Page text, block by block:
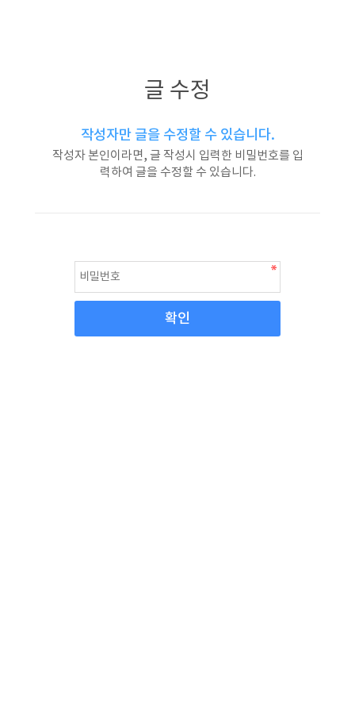
글 수정
작성자만 글을 수정할 수 있습니다.
작성자 본인이라면, 글 작성시 입력한 비밀번호를 입
력하여 글을 수정할 수 있습니다.